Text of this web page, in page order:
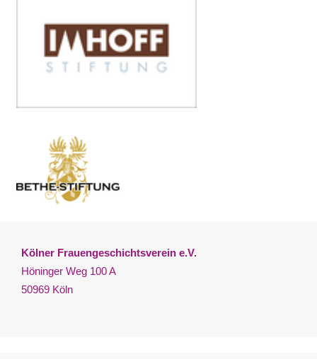
Kölner Frauengeschichtsverein e.V.
Höninger Weg 100 A
50969 Köln